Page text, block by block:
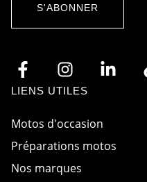
c
G
S'ABONNER
LIENS UTILES
Motos d'occasion
Préparations motos
Nos marques